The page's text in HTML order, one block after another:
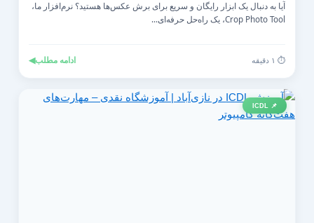
آیا به دنبال یک ابزار رایگان و سریع برای برش عکس‌ها هستید؟ نرم‌افزار ما،
Crop Photo Tool، یک راه‌حل حرفه‌ای...
ادامه مطلب◀
📌 ICDL